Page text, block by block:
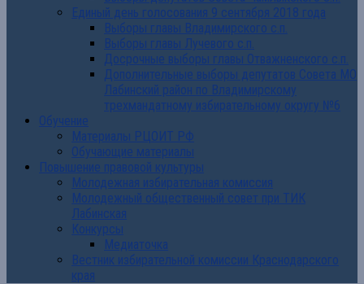
Единый день голосования 9 сентября 2018 года
Выборы главы Владимирского с.п.
Выборы главы Лучевого с.п.
Досрочные выборы главы Отважненского с.п.
Дополнительные выборы депутатов Совета МО
Лабинский район по Владимирскому
трехмандатному избирательному округу №6
Обучение
Материалы РЦОИТ РФ
Обучающие материалы
Повышение правовой культуры
Молодежная избирательная комиссия
Молодежный общественный совет при ТИК
Лабинская
Конкурсы
Медиаточка
Вестник избирательной комиссии Краснодарского
края